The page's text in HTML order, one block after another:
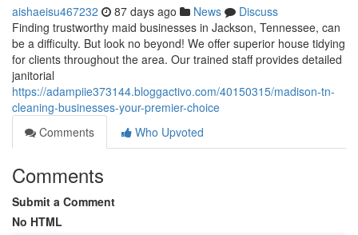
aishaeisu467232 87 days ago News
Discuss
Finding trustworthy maid businesses in Jackson, Tennessee, can
be a difficulty. But look no beyond! We offer superior house tidying
for clients throughout the area. Our trained staff provides detailed
janitorial
https://adampiie373144.bloggactivo.com/40150315/madison-tn-
cleaning-businesses-your-premier-choice
Comments
Who Upvoted
Comments
Submit a Comment
No HTML